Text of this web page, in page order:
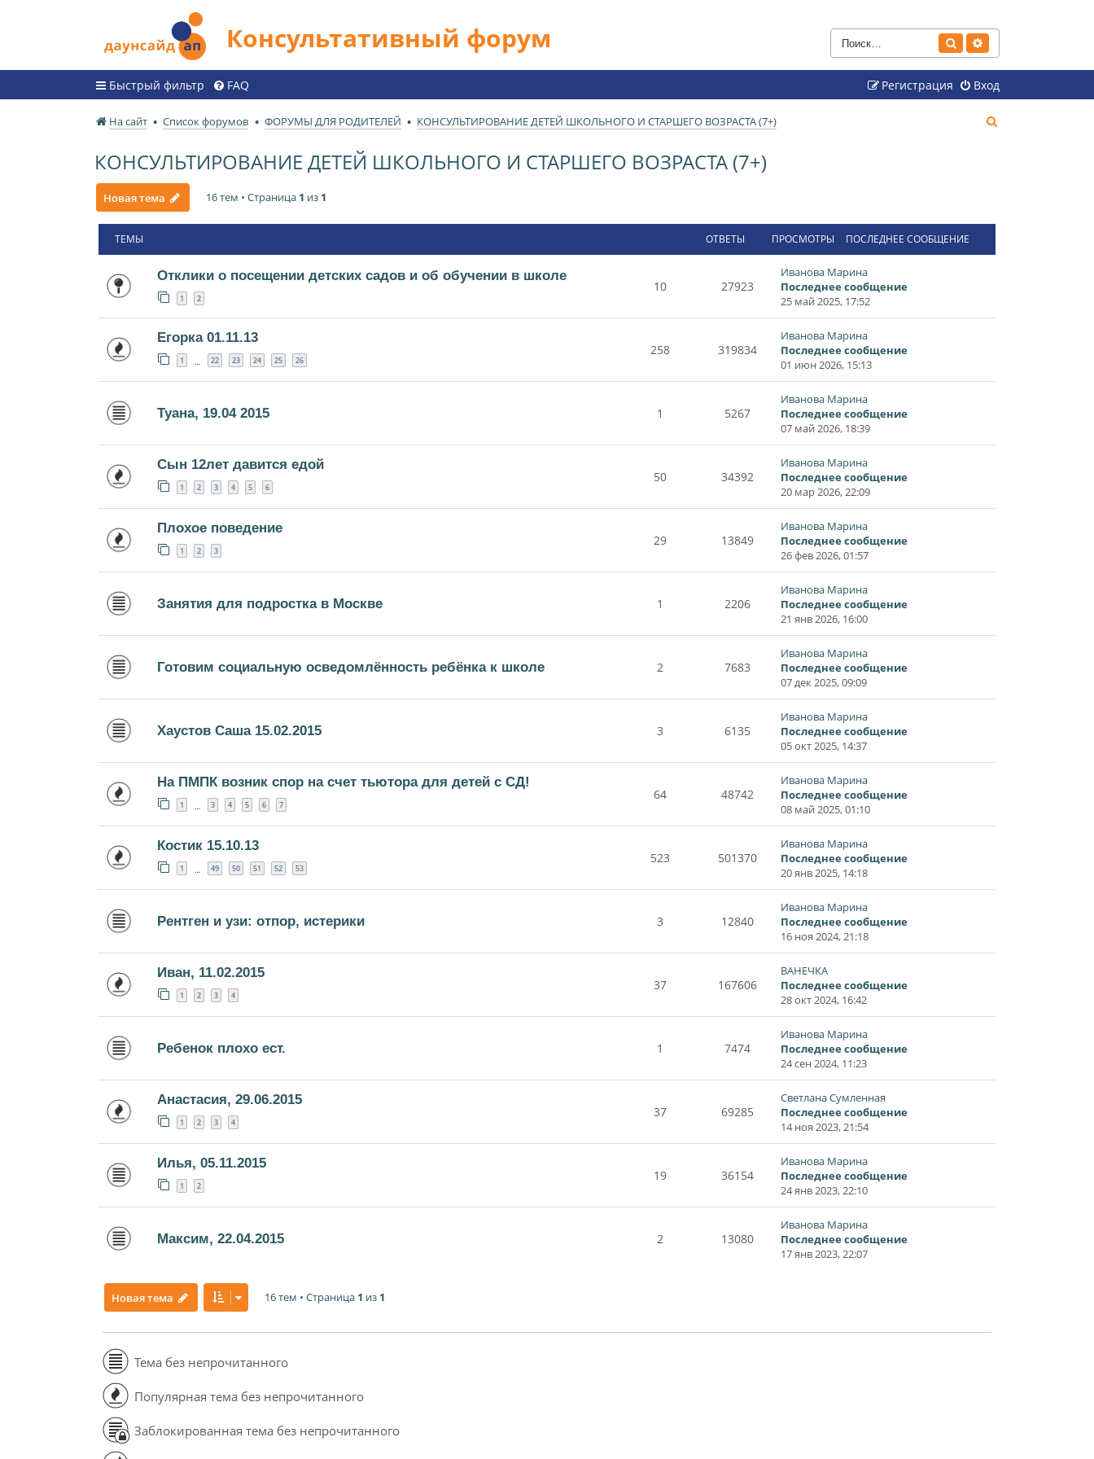
Консультативный форум Поиск
Быстрый фильтр FAQ Вход
Регистрация
На сайт Список форумов ФОРУМЫ ДЛЯ РОДИТЕЛЕЙ КОНСУЛЬТИРОВАНИЕ ДЕТЕЙ ШКОЛЬНОГО И СТАРШЕГО ВОЗРАСТА (7+)
КОНСУЛЬТИРОВАНИЕ ДЕТЕЙ ШКОЛЬНОГО И СТАРШЕГО ВОЗРАСТА (7+)
Новая тема 16 тем • Страница 1 из 1
ТЕМЫ ОТВЕТЫ ПРОСМОТРЫ ПОСЛЕДНЕЕ СООБЩЕНИЕ
Отклики о посещении детских садов и об обучении в школе
1 2
10 27923
Иванова Марина
Последнее сообщение
25 май 2025, 17:52
Егорка 01.11.13
1 22 23 24 25 26
258 319834
Иванова Марина
Последнее сообщение
01 июн 2026, 15:13
Туана, 19.04 2015 1 5267
Иванова Марина
Последнее сообщение
07 май 2026, 18:39
Сын 12лет давится едой
1 2 3 4 5 6
50 34392
Иванова Марина
Последнее сообщение
20 мар 2026, 22:09
Плохое поведение
1 2 3
29 13849
Иванова Марина
Последнее сообщение
26 фев 2026, 01:57
Занятия для подростка в Москве 1 2206
Иванова Марина
Последнее сообщение
21 янв 2026, 16:00
Готовим социальную осведомлённость ребёнка к школе 2 7683
Иванова Марина
Последнее сообщение
07 дек 2025, 09:09
Хаустов Саша 15.02.2015 3 6135
Иванова Марина
Последнее сообщение
05 окт 2025, 14:37
На ПМПК возник спор на счет тьютора для детей с СД!
1 3 4 5 6 7
64 48742
Иванова Марина
Последнее сообщение
08 май 2025, 01:10
Костик 15.10.13
1 49 50 51 52 53
523 501370
Иванова Марина
Последнее сообщение
20 янв 2025, 14:18
Рентген и узи: отпор, истерики 3 12840
Иванова Марина
Последнее сообщение
16 ноя 2024, 21:18
Иван, 11.02.2015
1 2 3 4
37 167606
ВАНЕЧКА
Последнее сообщение
28 окт 2024, 16:42
Ребенок плохо ест. 1 7474
Иванова Марина
Последнее сообщение
24 сен 2024, 11:23
Анастасия, 29.06.2015
1 2 3 4
37 69285
Светлана Сумленная
Последнее сообщение
14 ноя 2023, 21:54
Илья, 05.11.2015
1 2
19 36154
Иванова Марина
Последнее сообщение
24 янв 2023, 22:10
Максим, 22.04.2015 2 13080
Иванова Марина
Последнее сообщение
17 янв 2023, 22:07
Новая тема 16 тем • Страница 1 из 1
Тема без непрочитанного
Популярная тема без непрочитанного
Заблокированная тема без непрочитанного